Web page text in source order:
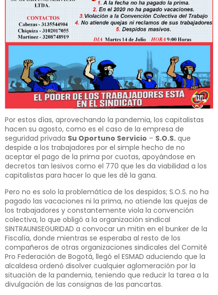
Por estos días, aprovechando la pandemia, los capitalistas
hacen su agosto, como es el caso de la empresa de
seguridad privada Su Oportuno Servicio – S.O.S. que
despide a los trabajadores por el simple hecho de no
aceptar el pago de la prima por cuotas, apoyándose en
decretos tan lesivos como el 770 que les da viabilidad a los
capitalistas para hacer lo que les dé la gana.
Pero no es solo la problemática de los despidos; S.O.S. no ha
pagado las vacaciones ni la prima, no atiende las quejas de
los trabajadores y constantemente viola la convención
colectiva, lo que obligó a la organización sindical
SINTRAUNISEGURIDAD a convocar un mitin en el bunker de la
Fiscalía, donde mientras se esperaba al resto de los
compañeros de otras organizaciones sindicales del Comité
Pro Federación de Bogotá, llegó el ESMAD aduciendo que la
alcaldesa ordenó disolver cualquier aglomeración por la
situación de la pandemia, teniendo que reducir la tarea a la
divulgación de las consignas de las pancartas.